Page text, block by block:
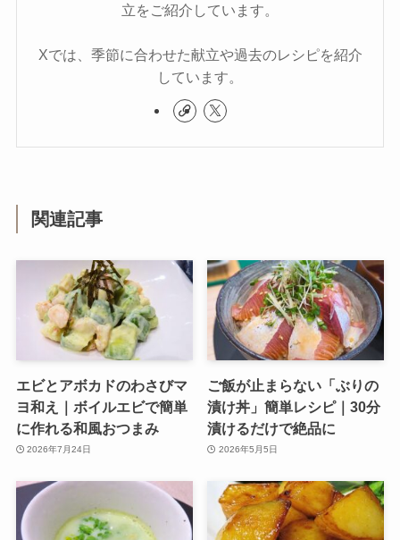
立をご紹介しています。
Xでは、季節に合わせた献立や過去のレシピを紹介
しています。
関連記事
エビとアボカドのわさびマ
ヨ和え｜ボイルエビで簡単
に作れる和風おつまみ
2026年7月24日
ご飯が止まらない「ぶりの
漬け丼」簡単レシピ｜30分
漬けるだけで絶品に
2026年5月5日